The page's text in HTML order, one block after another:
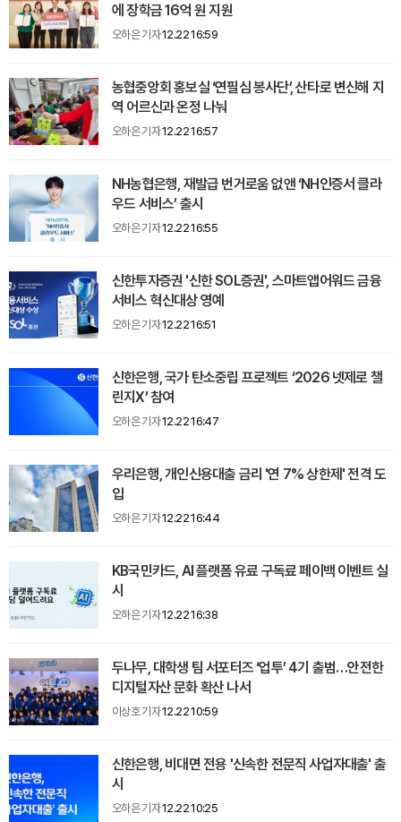
에 장학금 16억 원 지원
오하은 기자12.22 16:59
농협중앙회 홍보실 ‘연필심 봉사단’, 산타로 변신해 지
역 어르신과 온정 나눠
오하은 기자12.22 16:57
NH농협은행, 재발급 번거로움 없앤 ‘NH인증서 클라
우드 서비스’ 출시
오하은 기자12.22 16:55
신한투자증권 '신한 SOL증권', 스마트앱어워드 금융
서비스 혁신대상 영예
오하은 기자12.22 16:51
신한은행, 국가 탄소중립 프로젝트 ‘2026 넷제로 챌
린지X’ 참여
오하은 기자12.22 16:47
우리은행, 개인신용대출 금리 '연 7% 상한제' 전격 도
입
오하은 기자12.22 16:44
KB국민카드, AI 플랫폼 유료 구독료 페이백 이벤트 실
시
오하은 기자12.22 16:38
두나무, 대학생 팀 서포터즈 ‘업투’ 4기 출범…안전한
디지털자산 문화 확산 나서
이상호 기자12.22 10:59
신한은행, 비대면 전용 '신속한 전문직 사업자대출' 출
시
오하은 기자12.22 10:25